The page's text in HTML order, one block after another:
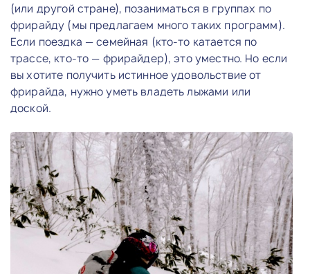
(или другой стране), позаниматься в группах по
фрирайду (мы предлагаем много таких программ).
Если поездка — семейная (кто-то катается по
трассе, кто-то — фрирайдер), это уместно. Но если
вы хотите получить истинное удовольствие от
фрирайда, нужно уметь владеть лыжами или
доской.